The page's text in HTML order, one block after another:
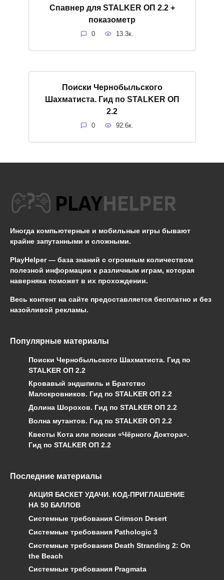
Спавнер для STALKER ОП 2.2 +
показометр
0 13.3к.
Поиски Чернобыльского
Шахматиста. Гид по STALKER ОП
2.2
0 92.6к.
Иногда компьютерные и мобильные игры бывают
крайне запутанными и сложными.
PlayHelper — база знаний с огромным количеством
полезной информации к различным играм, которая
наверняка поможет в их прохождении.
Весь контент на сайте предоставляется бесплатно и без
назойливой рекламы.
Популярные материалы
Поиски Чернобыльского Шахматиста. Гид по
STALKER ОП 2.2
Кровавый эндшпиль и Братство
Малокровников. Гид по STALKER ОП 2.2
Долина Шорохов. Гид по STALKER ОП 2.2
Волна мутантов. Гид по STALKER ОП 2.2
Квесты Кота или поиски «Чёрного Доктора».
Гид по STALKER ОП 2.2
Последние материалы
АКЦИЯ БАСКЕТ УДАЧИ. КОД-ПРИГЛАШЕНИЕ
НА 50 БАЛЛОВ
Системные требования Crimson Desert
Системные требования Pathologic 3
Системные требования Death Stranding 2: On
the Beach
Системные требования Pragmata